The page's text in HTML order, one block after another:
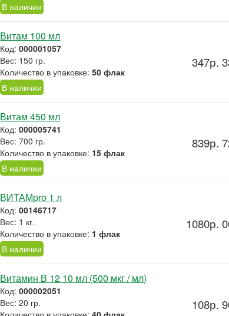
В наличии
Витам 100 мл
Код:000001057
Вес: 150 гр.
Количество в упаковке:50 флак
В наличии
347р.
Витам 450 мл
Код:000005741
Вес: 700 гр.
Количество в упаковке: 15 флак
В наличии
839р.
ВИТАМpro 1 л
Код:00146717
Вес: 1 кг.
Количество в упаковке: 1 флак
В наличии
1080р.
Витамин В 12 10 мл (500 мкг / мл)
Код:000002051
Вес: 20 гр.
108р.